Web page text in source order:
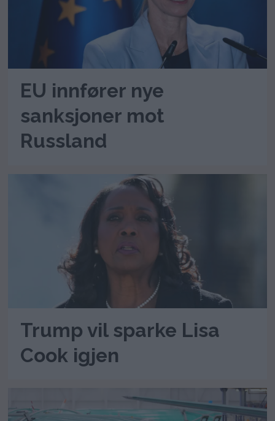
EU innfører nye
sanksjoner mot
Russland
Trump vil sparke Lisa
Cook igjen